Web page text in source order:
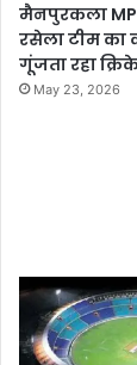
मैनपुरकला
रसेला टीम का
गूंजता रहा
May 23, 2026